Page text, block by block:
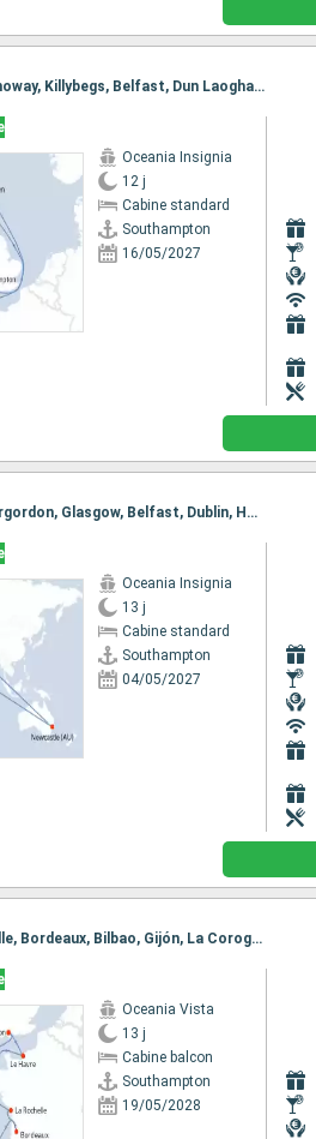
Itinéraire : Southampton, Edimbourg, Aberdeen, Fowey, Stornoway, Killybegs, Belfast, Dun Laoghaire, Cork, Dartmouth, Southampton
Oceania Insignia
12 j
Cabine standard
Southampton
16/05/2027
Itinéraire : Southampton, Newcastle, Leith - Edimbourg, Invergordon, Glasgow, Belfast, Dublin, Holyhead, Waterford, Fowey, Southampton
Oceania Insignia
13 j
Cabine standard
Southampton
04/05/2027
Itinéraire : Southampton, Le Havre, St. Peter Port, La Rochelle, Bordeaux, Bilbao, Gijón, La Corogne, Southampton
Oceania Vista
13 j
Cabine balcon
Southampton
19/05/2028